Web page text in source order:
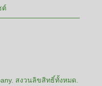
ต์
สงวนลิขสิทธิ์ทั้งหมด.